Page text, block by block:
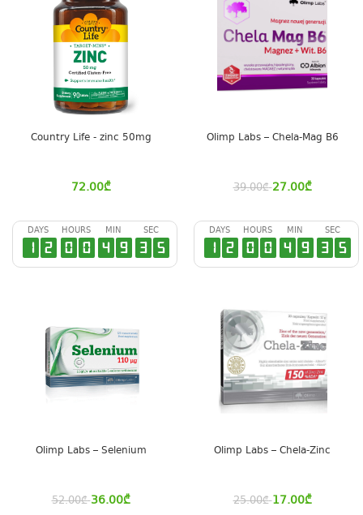
Country Life - zinc 50mg
72.00₾
Olimp Labs – Chela-Mag B6
39.00₾ 27.00₾
DAYS
1 2
HOURS
0 0
MIN
4 9
SEC
3 4
Olimp Labs – Selenium
52.00₾ 36.00₾
DAYS
1 2
HOURS
0 0
MIN
4 9
SEC
3 4
Olimp Labs – Chela-Zinc
25.00₾ 17.00₾